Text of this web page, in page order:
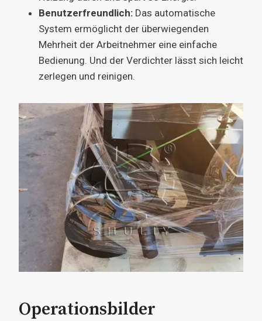
Benutzerfreundlich: Das automatische
System ermöglicht der überwiegenden
Mehrheit der Arbeitnehmer eine einfache
Bedienung. Und der Verdichter lässt sich leicht
zerlegen und reinigen.
Operationsbilder